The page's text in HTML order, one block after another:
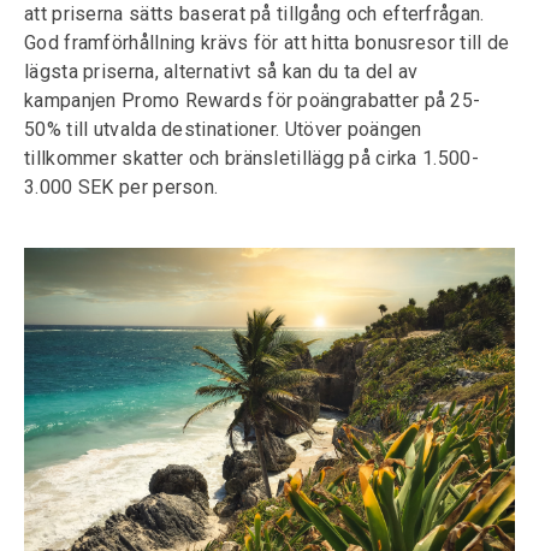
att priserna sätts baserat på tillgång och efterfrågan.
God framförhållning krävs för att hitta bonusresor till de
lägsta priserna, alternativt så kan du ta del av
kampanjen Promo Rewards för poängrabatter på 25-
50% till utvalda destinationer. Utöver poängen
tillkommer skatter och bränsletillägg på cirka 1.500-
3.000 SEK per person.